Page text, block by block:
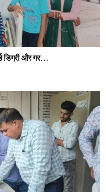
डिग्री और गर...